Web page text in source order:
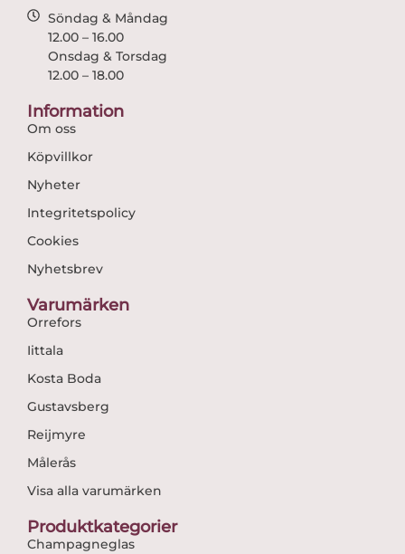
Söndag & Måndag
12.00 – 16.00
Onsdag & Torsdag
12.00 – 18.00
Information
Om oss
Köpvillkor
Nyheter
Integritetspolicy
Cookies
Nyhetsbrev
Varumärken
Orrefors
Iittala
Kosta Boda
Gustavsberg
Reijmyre
Målerås
Visa alla varumärken
Produktkategorier
Champagneglas